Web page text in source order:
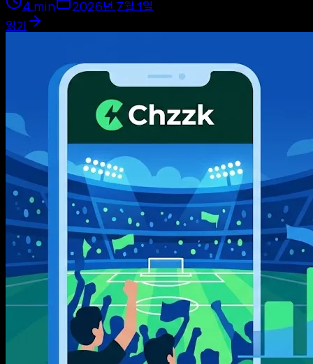
4 min
2026년 7월 1일
읽기